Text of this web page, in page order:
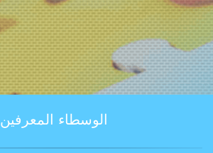
الوسطاء المعرفين